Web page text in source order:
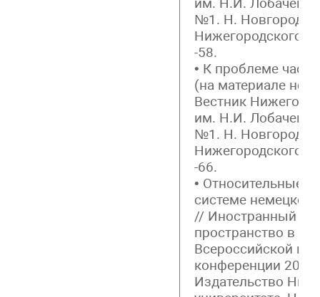
№1. Н. Новгород:
Нижегородского
-58.
• К проблеме
(на материале
Вестник
им. Н.И.
№1. Н. Новгород:
Нижегородского
-66.
• Относительные
системе немецкой
// Иностранный
пространство в
Всероссийской
конференции 20-
Издательство